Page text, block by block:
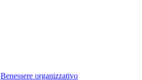
Benessere organizzativo